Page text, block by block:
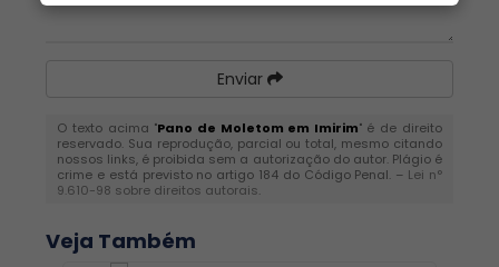
Enviar
O texto acima "Pano de Moletom em Imirim" é de direito
reservado. Sua reprodução, parcial ou total, mesmo citando
nossos links, é proibida sem a autorização do autor. Plágio é
crime e está previsto no artigo 184 do Código Penal. – Lei n°
9.610-98 sobre direitos autorais.
Veja Também